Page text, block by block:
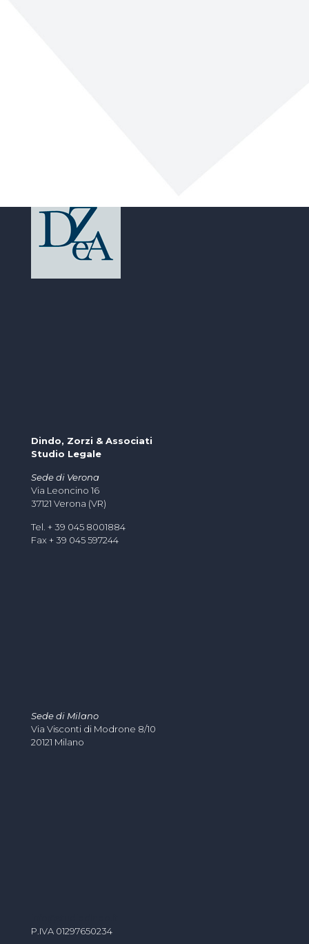
Dindo, Zorzi & Associati
Studio Legale
Sede di Verona
Via Leoncino 16
37121 Verona (VR)
Tel. + 39 045 8001884
Fax + 39 045 597244
Sede di Milano
Via Visconti di Modrone 8/10
20121 Milano
P.IVA 01297650234